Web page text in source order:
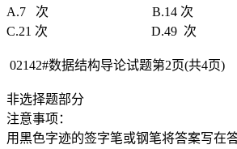
A.7 次 B.14 次
C.21 次 D.49 次
02142#数据结构导论试题第2页(共4页)
非选择题部分
注意事项：
用黑色字迹的签字笔或钢笔将答案写在